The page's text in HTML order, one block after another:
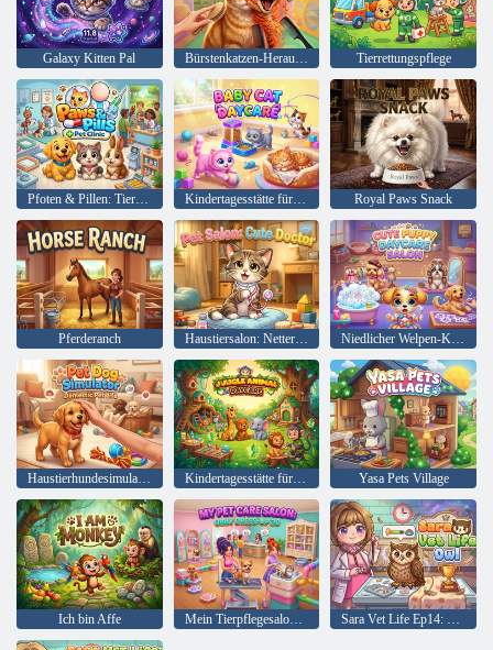
Galaxy Kitten Pal Bürstenkatzen-Herausforderung Tierrettungspflege
Kindertagesstätte für Babykatzen Royal Paws Snack
Pferderanch Haustiersalon: Netter Doktor Niedlicher Welpen-Kindertagesstätten-Salon
Haustierhundesimulator Kindertagesstätte für Dschungeltiere Yasa Pets Village
Ich bin Affe Mein Tierpflegesalon: Obby Dress-Up 3D Sara Vet Life Ep14: Eule